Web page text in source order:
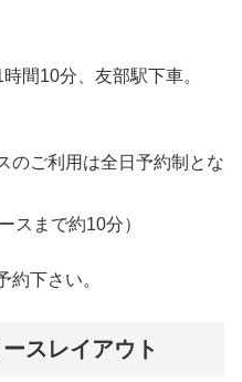
間10分、友部駅下車。
のご利用は全日予約制とな
スまで約10分）
約下さい。
スレイアウト